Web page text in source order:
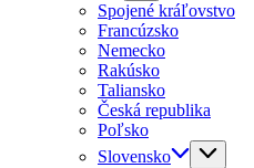
Spojené kráľovstvo
Francúzsko
Nemecko
Rakúsko
Taliansko
Česká republika
Poľsko
Slovensko